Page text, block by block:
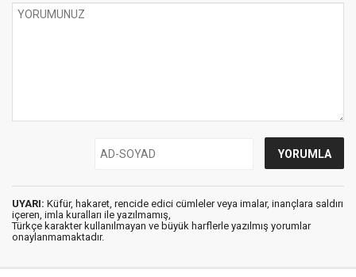
UYARI: Küfür, hakaret, rencide edici cümleler veya imalar, inançlara saldırı
içeren, imla kuralları ile yazılmamış,
Türkçe karakter kullanılmayan ve büyük harflerle yazılmış yorumlar
onaylanmamaktadır.